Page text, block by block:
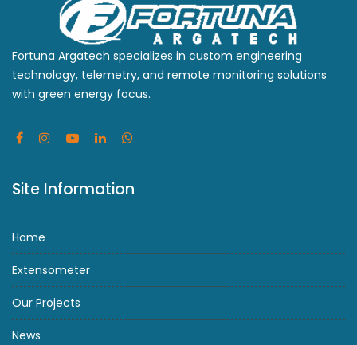
Fortuna Argatech specializes in custom engineering
technology, telemetry, and remote monitoring solutions
with green energy focus.
Site Information
Home
Extensometer
Our Projects
News